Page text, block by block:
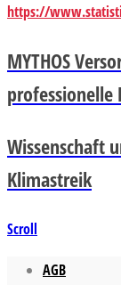
https://
MYTHOS
professionelle
Wissenschaft
Klimastreik
Scroll
AGB